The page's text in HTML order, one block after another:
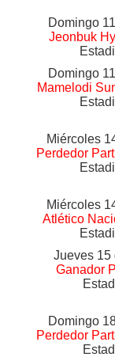
Domingo
Jeonbuk
Domingo
Mamelodi
Miércoles
Perdedor
Miércoles
Atlético
Jueves 15
Ganador
Domingo
Perdedor